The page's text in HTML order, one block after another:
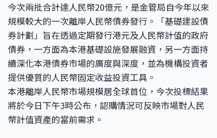
今次兩批合計達人民幣20億元，是金管局自今年以來
規模較大的一次離岸人民幣債券發行。「基礎建設債
券計劃」旨在透過定期發行港元及人民幣計值的政府
債券，一方面為本港基礎設施發展融資，另一方面持
續深化本港債券市場的廣度與深度，並為機構投資者
提供優質的人民幣固定收益投資工具。
本港離岸人民幣市場規模居全球首位，今次投標結果
將於今日下午3時公布，認購情況可反映市場對人民
幣計值資產的當前需求。